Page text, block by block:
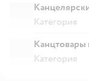
Категория
Категория